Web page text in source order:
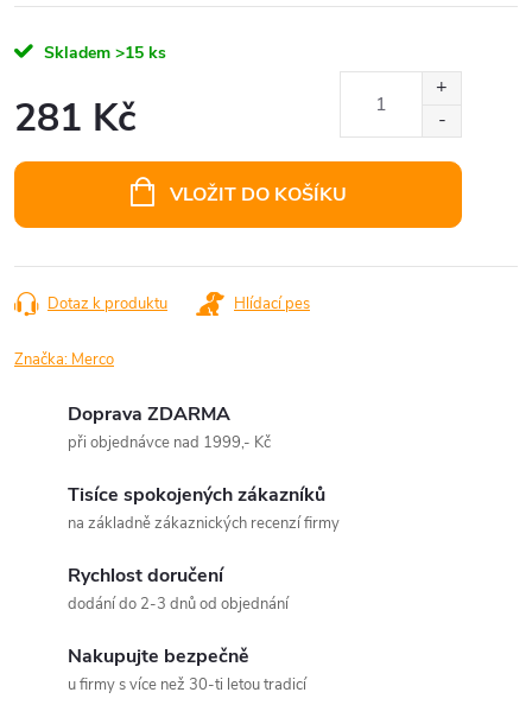
Skladem >15 ks
281 Kč
VLOŽIT DO KOŠÍKU
Dotaz k produktu Hlídací pes
Značka: Merco
Doprava ZDARMA
při objednávce nad 1999,- Kč
Tisíce spokojených zákazníků
na základně zákaznických recenzí firmy
Rychlost doručení
dodání do 2-3 dnů od objednání
Nakupujte bezpečně
u firmy s více než 30-ti letou tradicí